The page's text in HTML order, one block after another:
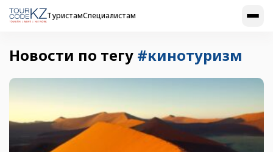
ТуристамСпециалистам
Новости по тегу #кинотуризм